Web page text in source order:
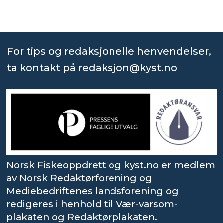
For tips og redaksjonelle henvendelser,
ta kontakt på redaksjon@kyst.no
Norsk Fiskeoppdrett og kyst.no er medlem
av Norsk Redaktørforening og
Mediebedriftenes landsforening og
redigeres i henhold til Vær-varsom-
plakaten og Redaktørplakaten.